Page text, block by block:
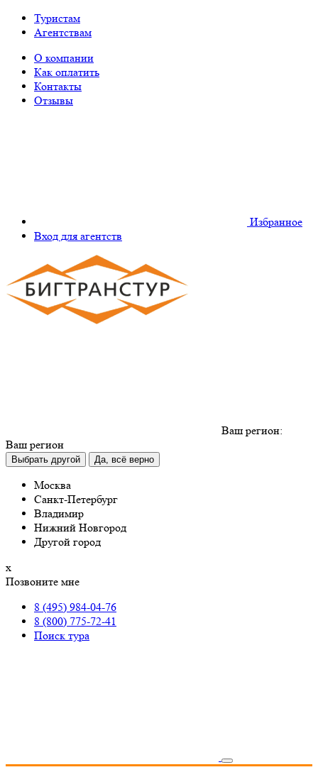
Туристам
Агентствам
О компании
Как оплатить
Контакты
Отзывы
Избранное
Вход для агентств
Ваш регион:
Ваш регион
Выбрать другой Да, всё верно
Москва
Санкт-Петербург
Владимир
Нижний Новгород
Другой город
х
Позвоните мне
8 (495) 984-04-76
8 (800) 775-72-41
Поиск тура